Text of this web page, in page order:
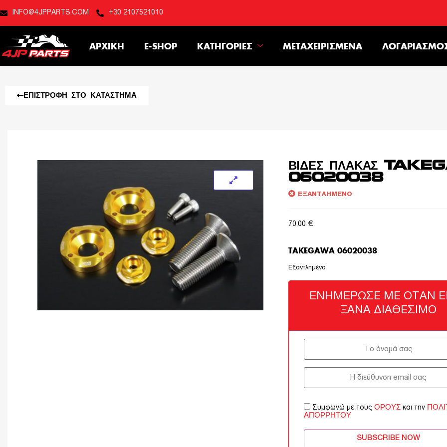
INFO@4JPPARTS.COM +30 2107521010
ΑΡΧΙΚΉ E-SHOP ΚΑΤΗΓΟΡΊΕΣ ΜΕΤΑΧΕΙΡΙΣΜΈΝΑ
ΕΠΙΣΤΡΟΦΉ ΣΤΟ ΚΑΤΆΣΤΗΜΑ
ΒΙΔΕΣ ΠΛΑΚΑΣ
06020038
ΕΞΑΝΤΛΗΜΈΝΟ
70,00 €
TAKEGAWA 06020038
Εξαντλημένο
ΕΝΗΜΈΡΩΣΈ ΜΕ ΌΤΑΝ
ΞΑΝΆ ΔΙΑΘΈΣΙΜΟ
Συμφωνώ με τους ΌΡΟΥΣκαι την
ΑΠΟΡΡΉΤΟΥ
SUBSCRIBE NOW